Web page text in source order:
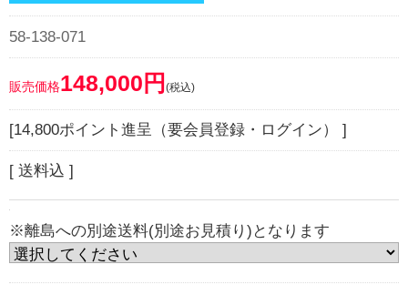
58-138-071
販売価格148,000円 (税込)
[14,800ポイント進呈（要会員登録・ログイン） ]
[ 送料込 ]
※離島への別途送料(別途お見積り)となります